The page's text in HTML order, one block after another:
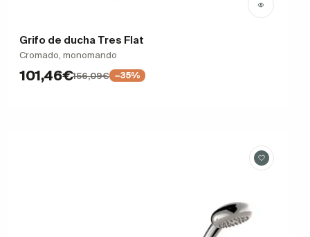
Grifo de ducha Tres Flat
Cromado, monomando
101,46€156,09€ −35%